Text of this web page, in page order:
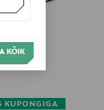
KÕIK
KUPONGIGA